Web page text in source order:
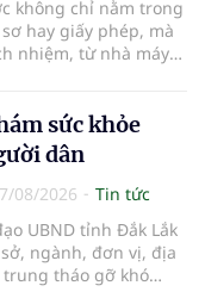
không chỉ nằm trong
hay giấy phép, mà
nhiệm, từ nhà máy
y tế từng bước tiêu
chuẩn hóa và hội
nhằm giúp cho
cận thuốc an toàn,
quả và giá hợp lý.
sức khỏe
dân
08/2026
Tin tức
UBND tỉnh Đắk Lắk
ngành, đơn vị, địa
tháo gỡ khó